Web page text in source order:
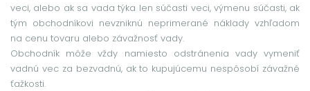
veci, alebo ak sa vada týka len súčasti veci, výmenu súčasti, ak
tým obchodníkovi nevzniknú neprimerané náklady vzhľadom
na cenu tovaru alebo závažnosť vady.
Obchodník môže vždy namiesto odstránenia vady vymeniť
vadnú vec za bezvadnú, ak to kupujúcemu nespôsobí závažné
ťažkosti.